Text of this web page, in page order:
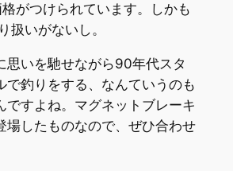
がつけられています。しかも
扱いがないし。
思いを馳せながら90年代スタ
で釣りをする、なんていうのも
ですよね。マグネットブレーキ
場したものなので、ぜひ合わせ